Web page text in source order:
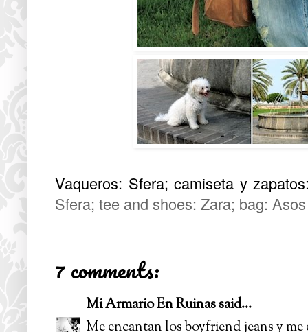
Vaqueros: Sfera; camiseta y
Sfera; tee and shoes: Zara; bag: Asos
7 comments:
Mi Armario En Ruinassaid...
Me encantan los boyfriend jeans y